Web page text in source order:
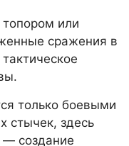
или
сражения в
только боевыми
стычек, здесь
— создание